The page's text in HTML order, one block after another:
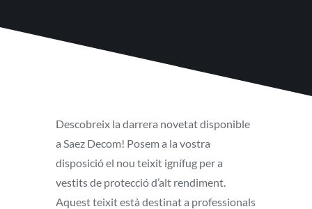
Descobreix la darrera novetat disponible
a Saez Decom! Posem a la vostra
disposició el nou teixit ignífug per a
vestits de protecció d’alt rendiment.
Aquest teixit està destinat a professionals